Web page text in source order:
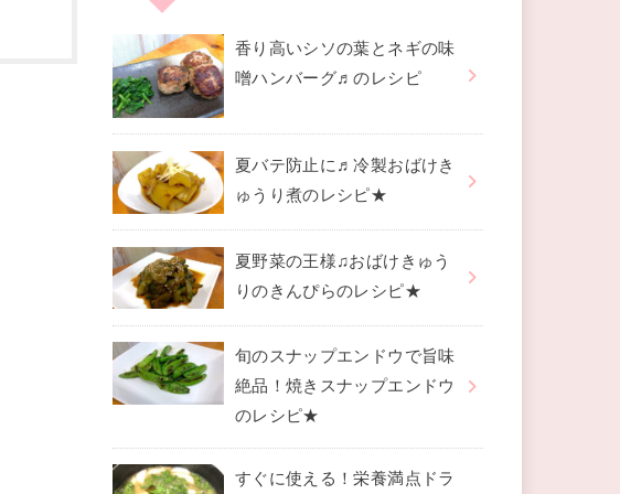
香り高いシソの葉とネギの味
噌ハンバーグ♬のレシピ
夏バテ防止に♬冷製おばけき
ゅうり煮のレシピ★
夏野菜の王様♫おばけきゅう
りのきんぴらのレシピ★
旬のスナップエンドウで旨味
絶品！焼きスナップエンドウ
のレシピ★
すぐに使える！栄養満点ドラ